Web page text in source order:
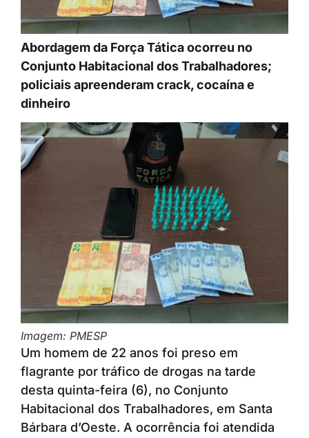
Abordagem da Força Tática ocorreu no
Conjunto Habitacional dos Trabalhadores;
policiais apreenderam crack, cocaína e
dinheiro
Imagem: PMESP
Um homem de 22 anos foi preso em
flagrante por tráfico de drogas na tarde
desta quinta-feira (6), no Conjunto
Habitacional dos Trabalhadores, em Santa
Bárbara d’Oeste. A ocorrência foi atendida